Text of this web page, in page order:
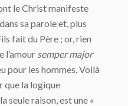
le Christ manifeste
sa parole et, plus
fait du Père ; or, rien
l’amour semper major
pour les hommes. Voilà
que la logique
seule raison, est une «